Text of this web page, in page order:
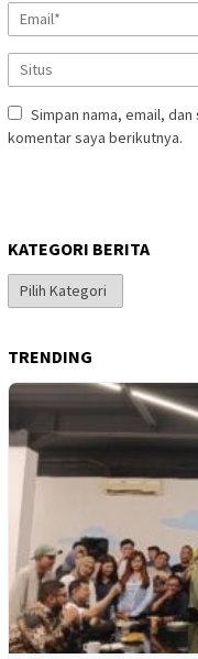
Simpan nama, email,
komentar saya berikutnya.
KATEGORI BERITA
Kategori
Berita
TRENDING